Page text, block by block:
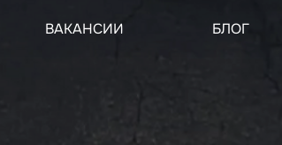
ВАКАНСИИ БЛОГ